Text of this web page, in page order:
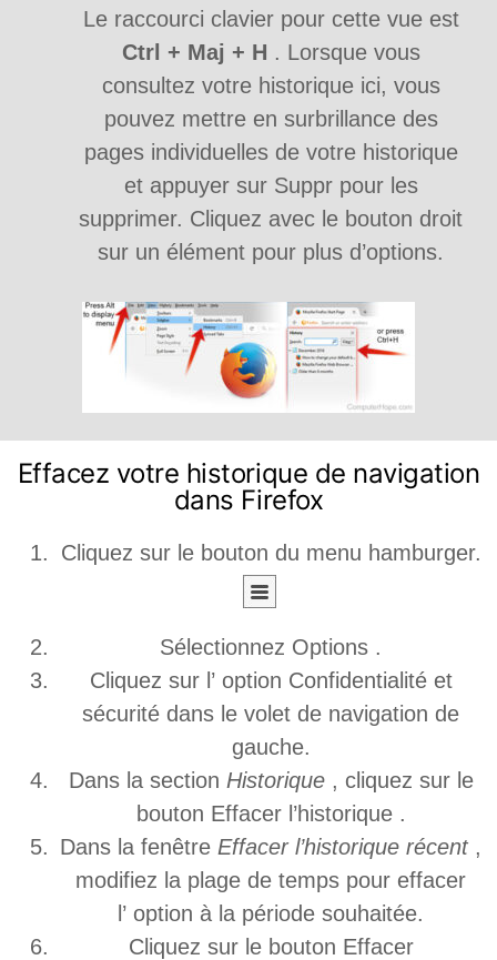
Le raccourci clavier pour cette vue est
Ctrl + Maj + H . Lorsque vous
consultez votre historique ici, vous
pouvez mettre en surbrillance des
pages individuelles de votre historique
et appuyer sur Suppr pour les
supprimer. Cliquez avec le bouton droit
sur un élément pour plus d’options.
Effacez votre historique de navigation
dans Firefox
Cliquez sur le bouton du menu hamburger.
Sélectionnez Options .
Cliquez sur l’ option Confidentialité et
sécurité dans le volet de navigation de
gauche.
Dans la section Historique, cliquez sur le
bouton Effacer l’historique .
Dans la fenêtre Effacer l’historique récent,
modifiez la plage de temps pour effacer
l’ option à la période souhaitée.
Cliquez sur le bouton Effacer